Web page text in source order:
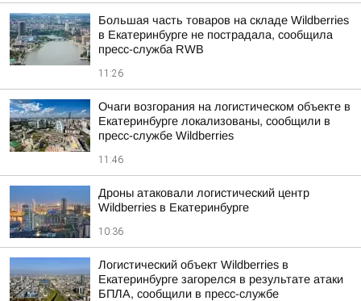
Большая часть товаров на складе Wildberries
в Екатеринбурге не пострадала, сообщила
пресс-служба RWB
11:26
Очаги возгорания на логистическом объекте в
Екатеринбурге локализованы, сообщили в
пресс-службе Wildberries
11:46
Дроны атаковали логистический центр
Wildberries в Екатеринбурге
10:36
Логистический объект Wildberries в
Екатеринбурге загорелся в результате атаки
БПЛА, сообщили в пресс-службе